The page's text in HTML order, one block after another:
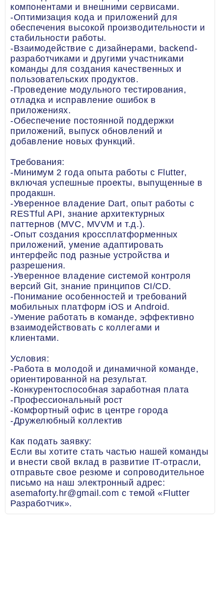
компонентами и внешними сервисами.
-Оптимизация кода и приложений для
обеспечения высокой производительности и
стабильности работы.
-Взаимодействие с дизайнерами, backend-
разработчиками и другими участниками
команды для создания качественных и
пользовательских продуктов.
-Проведение модульного тестирования,
отладка и исправление ошибок в
приложениях.
-Обеспечение постоянной поддержки
приложений, выпуск обновлений и
добавление новых функций.
Требования:
-Минимум 2 года опыта работы с Flutter,
включая успешные проекты, выпущенные в
продакшн.
-Уверенное владение Dart, опыт работы с
RESTful API, знание архитектурных
паттернов (MVC, MVVM и т.д.).
-Опыт создания кроссплатформенных
приложений, умение адаптировать
интерфейс под разные устройства и
разрешения.
-Уверенное владение системой контроля
версий Git, знание принципов CI/CD.
-Понимание особенностей и требований
мобильных платформ iOS и Android.
-Умение работать в команде, эффективно
взаимодействовать с коллегами и
клиентами.
Условия:
-Работа в молодой и динамичной команде,
ориентированной на результат.
-Конкурентоспособная заработная плата
-Профессиональный рост
-Комфортный офис в центре города
-Дружелюбный коллектив
Как подать заявку:
Если вы хотите стать частью нашей команды
и внести свой вклад в развитие IT-отрасли,
отправьте свое резюме и сопроводительное
письмо на наш электронный адрес:
asemaforty.hr@gmail.com с темой «Flutter
Разработчик».